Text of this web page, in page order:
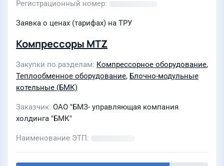
Регистрационный номер
Заявка о ценах (тарифах) на ТРУ
Компрессоры MTZ
Закупки по разделам Компрессорное оборудование,
Теплообменное оборудование, Блочно-модульные
котельные (БМК)
Заказчик ОАО "БМЗ- управляющая компания
холдинга "БМК"
Наименование ЭТП